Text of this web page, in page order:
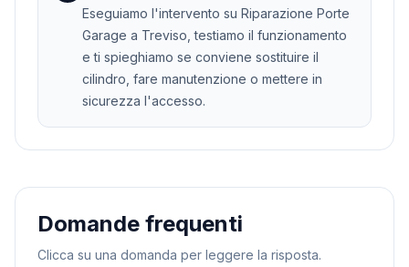
Eseguiamo l'intervento su Riparazione Porte
Garage a Treviso, testiamo il funzionamento
e ti spieghiamo se conviene sostituire il
cilindro, fare manutenzione o mettere in
sicurezza l'accesso.
Domande frequenti
Clicca su una domanda per leggere la risposta.